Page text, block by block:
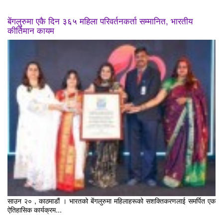
बेंगलुरुमा एकै दिन ३६५ महिला परिवर्तनकर्ता सम्मानित, भारतीय
कीर्तिमान कायम
साउन २० , काठमाडौं । भारतको बेंगलुरुमा महिलाहरूको सशक्तिकरणलाई समर्पित एक
ऐतिहासिक कार्यक्रम...